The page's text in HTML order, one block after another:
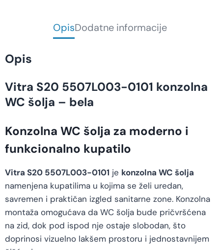
OpisDodatne informacije
Opis
Vitra S20 5507L003-0101 konzolna
WC šolja – bela
Konzolna WC šolja za moderno i
funkcionalno kupatilo
Vitra S20 5507L003-0101 je konzolna WC šolja
namenjena kupatilima u kojima se želi uredan,
savremen i praktičan izgled sanitarne zone. Konzolna
montaža omogućava da WC šolja bude pričvršćena
na zid, dok pod ispod nje ostaje slobodan, što
doprinosi vizuelno lakšem prostoru i jednostavnijem